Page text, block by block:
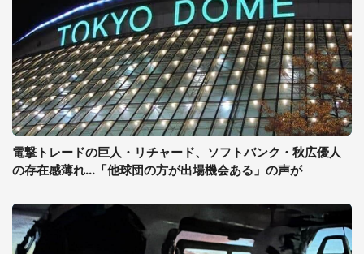
電撃トレードの巨人・リチャード、ソフトバンク・秋広優人
の存在感薄れ...「他球団の方が出場機会ある」の声が